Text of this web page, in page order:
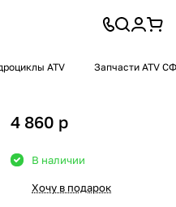
ATV Запчасти ATV СФ
4 860 p
В наличии
Хочу в подарок